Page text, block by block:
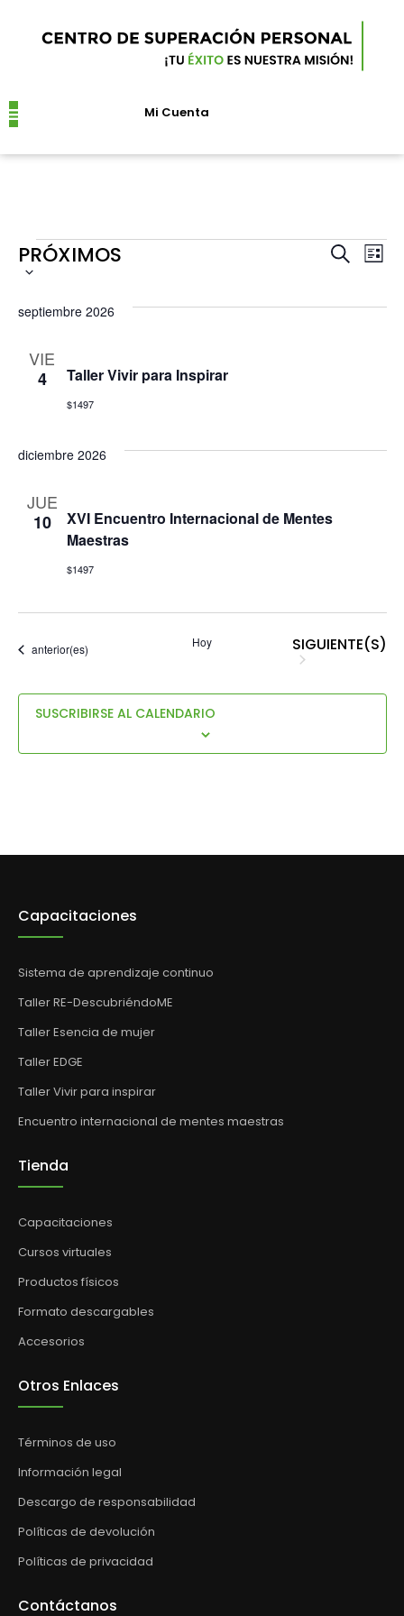
Mi Cuenta
de
PRÓXIMOS
fecha.
septiembre 2026
VIE
4
Taller Vivir para Inspirar
$1497
diciembre 2026
JUE
10
XVI Encuentro Internacional de Mentes
Maestras
$1497
Eventos
anterior(es)
Hoy EVENTOS
SIGUIENTE(S)
SUSCRIBIRSE AL CALENDARIO
Capacitaciones
Sistema de aprendizaje continuo
Taller RE-DescubriéndoME
Taller Esencia de mujer
Taller EDGE
Taller Vivir para inspirar
Encuentro internacional de mentes maestras
Tienda
Capacitaciones
Cursos virtuales
Productos físicos
Formato descargables
Accesorios
Otros Enlaces
Términos de uso
Información legal
Descargo de responsabilidad
Políticas de devolución
Políticas de privacidad
Contáctanos